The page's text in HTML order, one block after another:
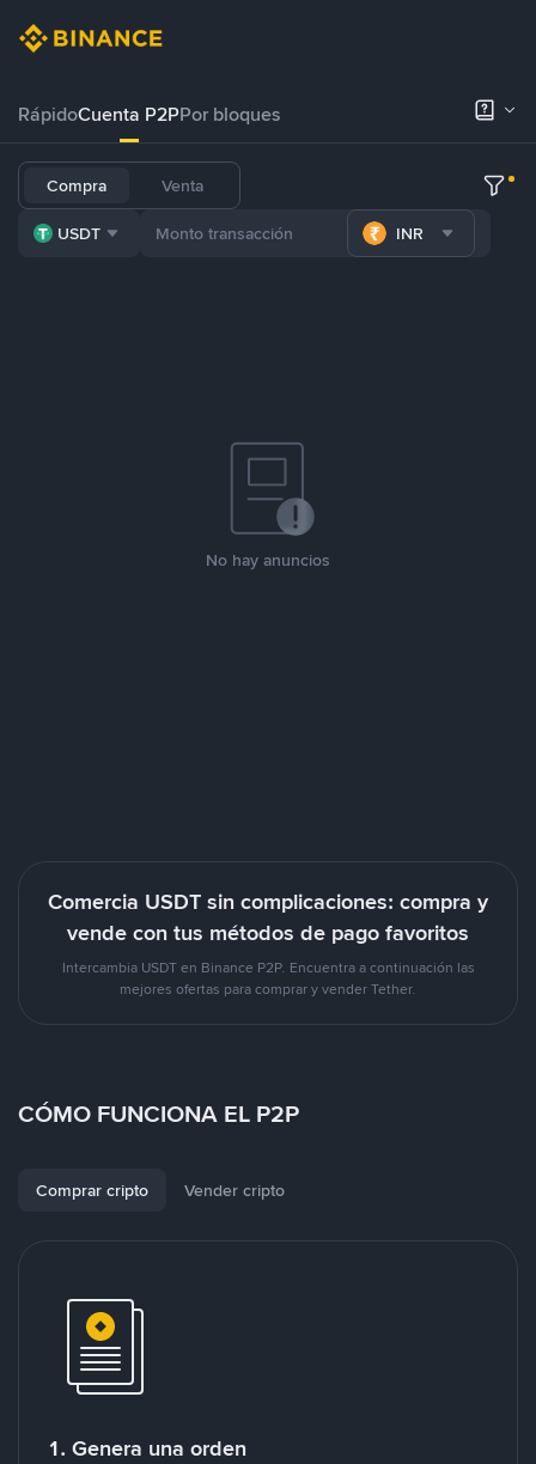
RápidoCuenta P2PPor bloques
Compra Venta
USDT INR
No hay anuncios
Comercia USDT sin complicaciones: compra y
vende con tus métodos de pago favoritos
Intercambia USDT en Binance P2P. Encuentra a continuación las
mejores ofertas para comprar y vender Tether.
CÓMO FUNCIONA EL P2P
Comprar cripto Vender cripto
1. Genera una orden